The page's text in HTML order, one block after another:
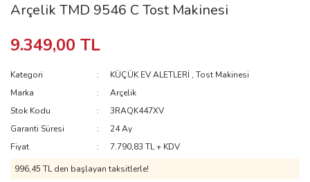
Arçelik TMD 9546 C Tost Makinesi
9.349,00 TL
Kategori KÜÇÜK EV ALETLERİ ,Tost Makinesi
Marka
Arçelik
Stok Kodu
3RAQK447XV
Garanti Süresi
24 Ay
Fiyat
7.790,83 TL + KDV
996,45 TLden başlayan taksitlerle!